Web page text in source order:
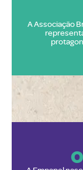
A Associação